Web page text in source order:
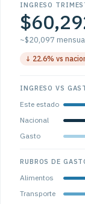
INGRESO
~$20,097
↓ 22.6% vs
INGRESO VS
Este estado
Nacional
Gasto
RUBROS DE
Alimentos
Transporte